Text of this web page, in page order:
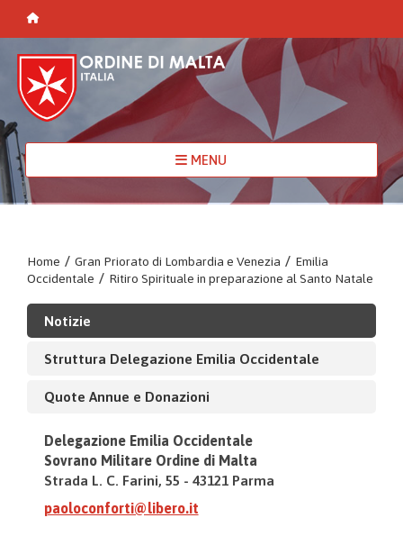
MENU
Home / Gran Priorato di Lombardia e Venezia / Emilia
Occidentale / Ritiro Spirituale in preparazione al Santo Natale
Notizie
Struttura Delegazione Emilia Occidentale
Quote Annue e Donazioni
Delegazione Emilia Occidentale
Sovrano Militare Ordine di Malta
Strada L. C. Farini, 55 - 43121 Parma
paoloconforti@libero.it